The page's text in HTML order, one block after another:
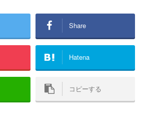
Share
Hatena
コピーする